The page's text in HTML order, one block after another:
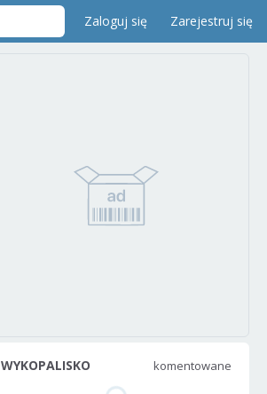
Zaloguj się Zarejestruj się
WYKOPALISKO komentowane